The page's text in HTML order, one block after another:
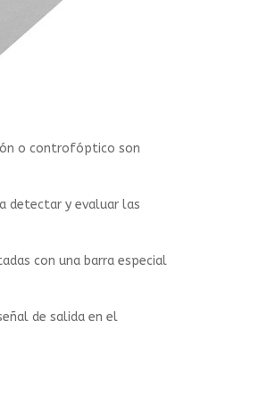
o controfóptico son
detectar y evaluar las
con una barra especial
de salida en el